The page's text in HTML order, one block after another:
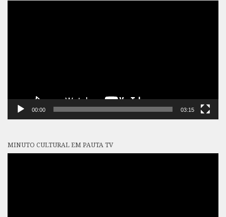
00:00 03:15
MINUTO CULTURAL EM PAUTA TV